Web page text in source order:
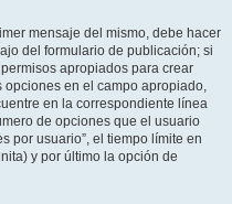
mensaje del mismo, debe hacer
del formulario de publicación; si
apropiados para crear
opciones en el campo apropiado,
en la correspondiente línea
de opciones que el usuario
por usuario”, el tiempo límite en
y por último la opción de